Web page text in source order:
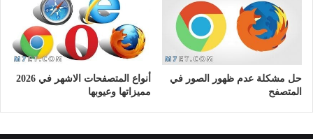
حل مشكلة عدم ظهور الصور في
المتصفح
أنواع المتصفحات الاشهر في 2026
مميزاتها وعيوبها